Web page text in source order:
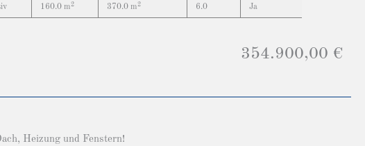
160.0 m2
370.0 m2
6.0
Ja
354.900,00 €
Heizung und Fenstern!